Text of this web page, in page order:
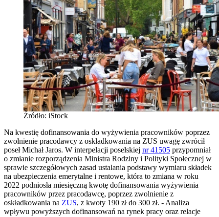
Źródło: iStock
Na kwestię dofinansowania do wyżywienia pracowników poprzez
zwolnienie pracodawcy z oskładkowania na ZUS uwagę zwrócił
poseł Michał Jaros. W interpelacji poselskiej nr 41505 przypomniał
o zmianie rozporządzenia Ministra Rodziny i Polityki Społecznej w
sprawie szczegółowych zasad ustalania podstawy wymiaru składek
na ubezpieczenia emerytalne i rentowe, która to zmiana w roku
2022 podniosła miesięczną kwotę dofinansowania wyżywienia
pracowników przez pracodawcę, poprzez zwolnienie z
oskładkowania na ZUS, z kwoty 190 zł do 300 zł. - Analiza
wpływu powyższych dofinansowań na rynek pracy oraz relacje